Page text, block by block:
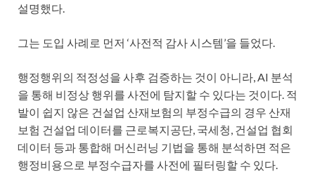
설명했다.
그는 도입 사례로 먼저 ‘사전적 감사 시스템’을 들었다.
행정행위의 적정성을 사후 검증하는 것이 아니라, AI 분석
을 통해 비정상 행위를 사전에 탐지할 수 있다는 것이다. 적
발이 쉽지 않은 건설업 산재보험의 부정수급의 경우 산재
보험 건설업 데이터를 근로복지공단, 국세청, 건설업 협회
데이터 등과 통합해 머신러닝 기법을 통해 분석하면 적은
행정비용으로 부정수급자를 사전에 필터링할 수 있다.